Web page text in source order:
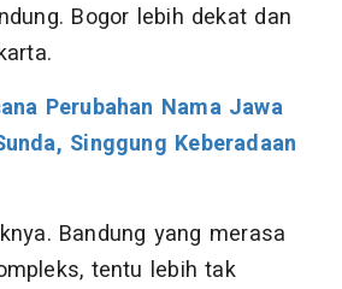
Bogor lebih dekat dan
Perubahan Nama Jawa
Singgung Keberadaan
Bandung yang merasa
tentu lebih tak